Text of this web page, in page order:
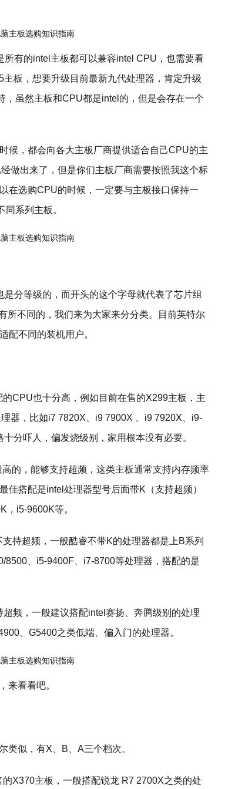
有的intel主板都可以兼容intel CPU，也需要看
板，想要升级目前最新九代处理器，肯定升级
，虽然主板和CPU都是intel的，但是会存在一个
候，都会向各大主板厂商提供适合自己CPU的主
做出来了，但是你们主板厂商需要按照我这个标
在选购CPU的时候，一定要与主板接口保持一
系列主板。
分等级的，而开头的这个字母就代表了芯片组
所不同的，我们来为大家来分分类。目前英特尔
配不同的装机用户。
CPU也十分高，例如目前在售的X299主板，主
器，比如i7 7820X、i9 7900X 、i9 7920X、i9-
分吓人，偏发烧级别，家用根本没有必要。
的，能够支持超频，这类主板通常支持内存频率
佳搭配是intel处理器型号后面带K（支持超频）
，i5-9600K等。
持超频，一般酷睿不带K的处理器都是上B系列
8500、i5-9400F、i7-8700等处理器，搭配的是
频，一般建议搭配intel赛扬、奔腾级别的处理
、G5400之类低端、偏入门的处理器。
来看看吧。
类似，有X、B、A三个档次。
X370主板，一般搭配锐龙 R7 2700X之类的处